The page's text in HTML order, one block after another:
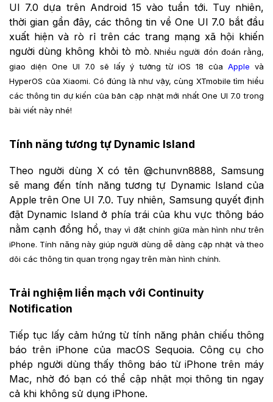
UI 7.0 dựa trên Android 15 vào tuần tới. Tuy nhiên,
thời gian gần đây, các thông tin về One UI 7.0 bắt đầu
xuất hiện và rò rỉ trên các trang mạng xã hội khiến
người dùng không khỏi tò mò. Nhiều người đồn đoán rằng,
giao diện One UI 7.0 sẽ lấy ý tưởng từ iOS 18 của Applevà
HyperOS của Xiaomi. Có đúng là như vậy, cùng XTmobile tìm hiểu
các thông tin dự kiến của bản cập nhật mới nhất One UI 7.0 trong
bài viết này nhé!
Tính năng tương tự Dynamic Island
Theo người dùng X có tên @chunvn8888, Samsung
sẽ mang đến tính năng tương tự Dynamic Island của
Apple trên One UI 7.0. Tuy nhiên, Samsung quyết định
đặt Dynamic Island ở phía trái của khu vực thông báo
nằm cạnh đồng hồ,thay vì đặt chính giữa màn hình như trên
iPhone. Tính năng này giúp người dùng dễ dàng cập nhật và theo
dõi các thông tin quan trọng ngay trên màn hình chính.
Trải nghiệm liền mạch với Continuity
Notification
Tiếp tục lấy cảm hứng từ tính năng phản chiếu thông
báo trên iPhone của macOS Sequoia. Công cụ cho
phép người dùng thấy thông báo từ iPhone trên máy
Mac, nhờ đó bạn có thể cập nhật mọi thông tin ngay
cả khi không sử dụng iPhone.